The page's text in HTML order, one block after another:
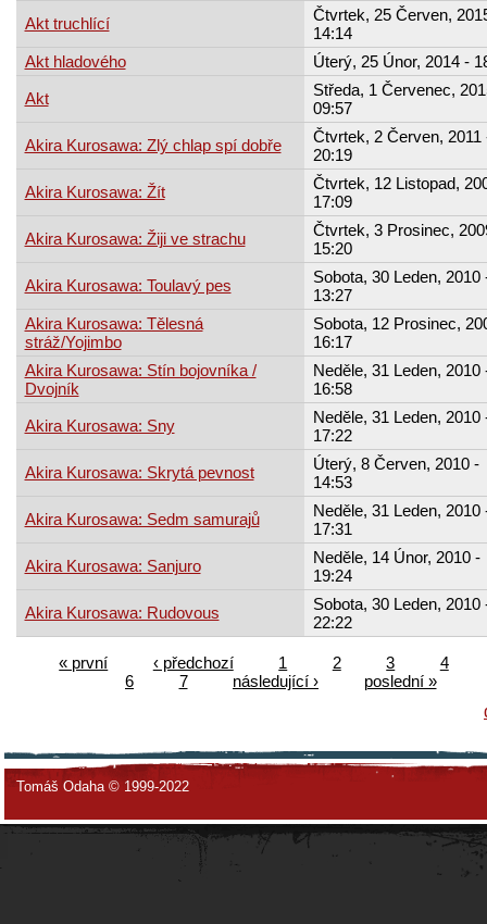
Akt truchlící
Čtvrtek, 25 Červen,
14:14
Akt hladového
Úterý, 25 Únor, 2014 -
Akt
Středa, 1 Červenec,
09:57
Akira Kurosawa: Zlý chlap spí dobře
Čtvrtek, 2 Červen, 2011
20:19
Akira Kurosawa: Žít
Čtvrtek, 12 Listopad,
17:09
Akira Kurosawa: Žiji ve strachu
Čtvrtek, 3 Prosinec,
15:20
Akira Kurosawa: Toulavý pes
Sobota, 30 Leden, 2010
13:27
Akira Kurosawa: Tělesná
stráž/Yojimbo
Sobota, 12 Prosinec,
16:17
Akira Kurosawa: Stín bojovníka /
Dvojník
Neděle, 31 Leden, 2010
16:58
Akira Kurosawa: Sny
Neděle, 31 Leden, 2010
17:22
Akira Kurosawa: Skrytá pevnost
Úterý, 8 Červen, 2010 -
14:53
Akira Kurosawa: Sedm samurajů
Neděle, 31 Leden, 2010
17:31
Akira Kurosawa: Sanjuro
Neděle, 14 Únor, 2010 -
19:24
Akira Kurosawa: Rudovous
Sobota, 30 Leden, 2010
22:22
« první ‹ předchozí 1 2 3
4
6
7 následující ›
poslední »
Tomáš Odaha © 1999-2022